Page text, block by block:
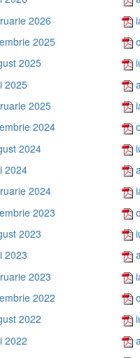
2026
2025
2025
2025
2025
2024
2024
2024
2024
2023
2023
2023
2023
2022
2022
2022